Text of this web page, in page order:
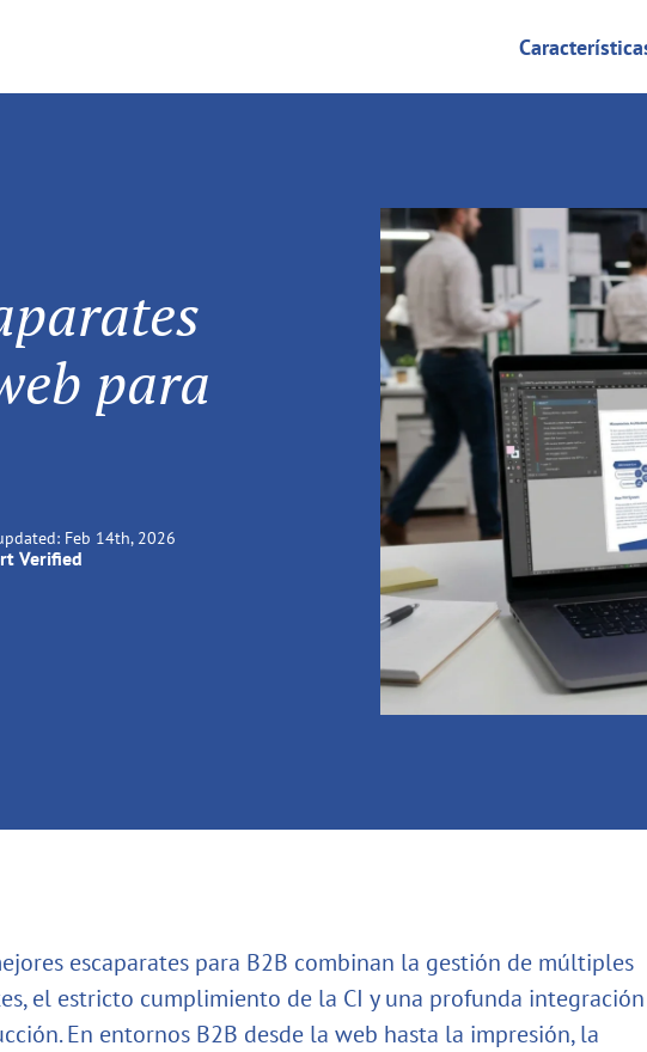
para
Feb 14th, 2026
Verified
escaparates para B2B combinan la gestión de múltiples
el estricto cumplimiento de la CI y una profunda
En entornos B2B desde la web hasta la impresión, la